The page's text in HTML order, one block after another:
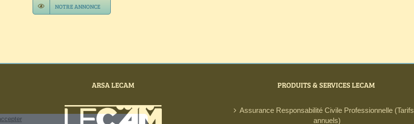
NOTRE ANNONCE
ARSA LECAM PRODUITS & SERVICES LECAM
Assurance Responsabilité Civile Professionnelle (Tarifs
annuels)